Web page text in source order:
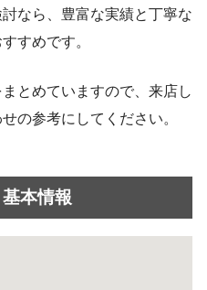
なら、豊富な実績と丁寧な
すめです。
とめていますので、来店し
の参考にしてください。
本情報